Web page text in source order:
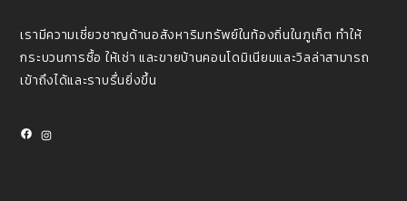
เรามีความเชี่ยวชาญด้านอสังหาริมทรัพย์ในท้องถิ่นในภูเก็ต ทําให้
กระบวนการซื้อ ให้เช่า และขายบ้านคอนโดมิเนียมและวิลล่าสามารถ
เข้าถึงได้และราบรื่นยิ่งขึ้น
Facebook
Instagram